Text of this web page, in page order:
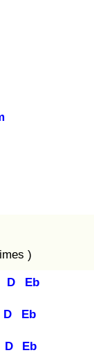
)
D Eb
D Eb
D Eb